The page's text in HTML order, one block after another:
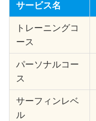
サービス名
トレーニングコ
ース
パーソナルコー
ス
サーフィンレベ
ル